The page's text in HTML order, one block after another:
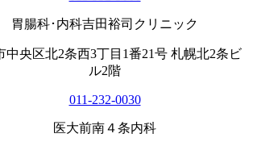
胃腸科･内科吉田裕司クリニック
中央区北2条西3丁目1番21号 札幌北2条ビ
ル2階
011-232-0030
医大前南４条内科